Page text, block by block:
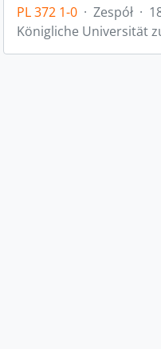
PL 372 1-0 · Zespół ·
Königliche Universität